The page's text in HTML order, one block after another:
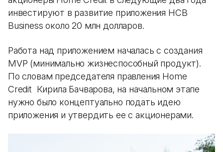
инвестируют в развитие приложения HCB
Business около 20 млн долларов.
Работа над приложением началась с создания
MVP (минимально жизнеспособный продукт).
По словам председателя правления Home
Credit Кирила Бачварова, на начальном этапе
нужно было концептуально подать идею
приложения и утвердить ее с акционерами.